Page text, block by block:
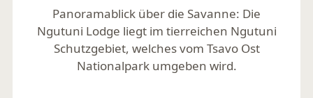
Panoramablick über die Savanne: Die
Ngutuni Lodge liegt im tierreichen Ngutuni
Schutzgebiet, welches vom Tsavo Ost
Nationalpark umgeben wird.